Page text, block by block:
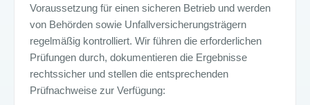
Voraussetzung für einen sicheren Betrieb und werden
von Behörden sowie Unfallversicherungsträgern
regelmäßig kontrolliert. Wir führen die erforderlichen
Prüfungen durch, dokumentieren die Ergebnisse
rechtssicher und stellen die entsprechenden
Prüfnachweise zur Verfügung: